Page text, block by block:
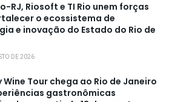
RJ, Riosoft e TI Rio unem forças
o ecossistema de
e inovação do Estado do Rio de
DE 2026
Wine Tour chega ao Rio de Janeiro
gastronômicas